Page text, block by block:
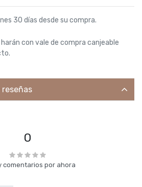
30 días desde su compra.
con vale de compra canjeable
0
comentarios por ahora